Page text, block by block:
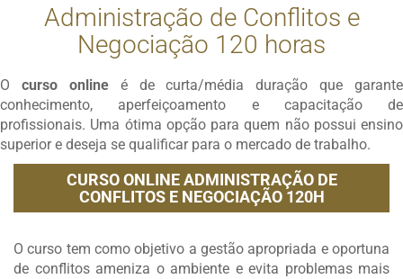
Administração de Conflitos e
Negociação 120 horas
O curso online é de curta/média duração que garante
conhecimento, aperfeiçoamento e capacitação de
profissionais. Uma ótima opção para quem não possui ensino
superior e deseja se qualificar para o mercado de trabalho.
CURSO ONLINE ADMINISTRAÇÃO DE
CONFLITOS E NEGOCIAÇÃO 120H
O curso tem como objetivo a gestão apropriada e oportuna
de conflitos ameniza o ambiente e evita problemas mais